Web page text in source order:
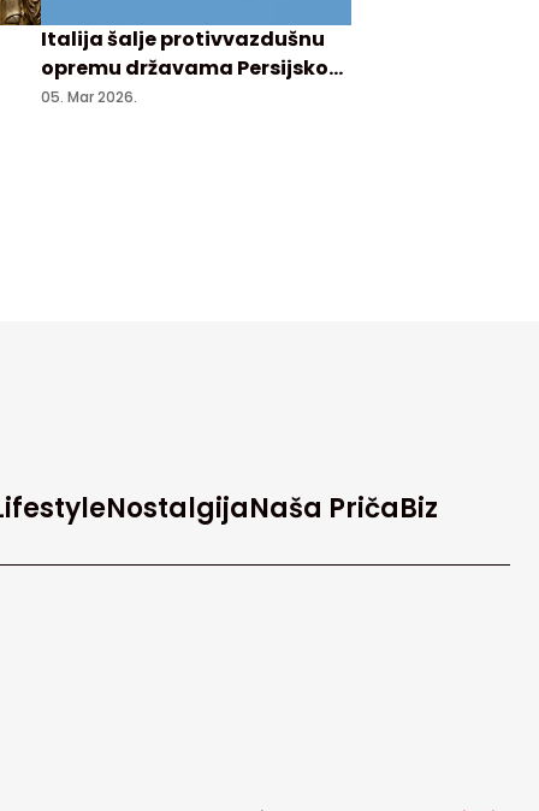
Italija šalje protivvazdušnu
opremu državama Persijskog
zaliva i brodove na Kipar
05. Mar 2026.
NostalgijaNaša PričaBiz